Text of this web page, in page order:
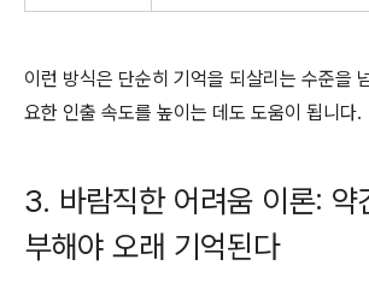
이런 방식은 단순히 기억을 되살리는 수준을
요한 인출 속도를 높이는 데도 도움이 됩니다.
3. 바람직한 어려움 이론: 약
부해야 오래 기억된다